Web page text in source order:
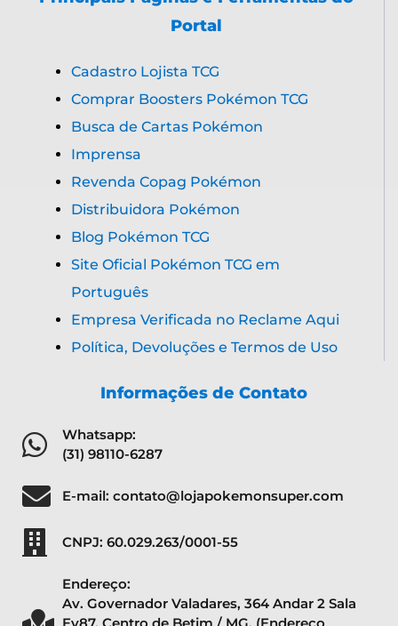
Portal
Cadastro Lojista TCG
Comprar Boosters Pokémon TCG
Busca de Cartas Pokémon
Imprensa
Revenda Copag Pokémon
Distribuidora Pokémon
Blog Pokémon TCG
Site Oficial Pokémon TCG em
Português
Empresa Verificada no Reclame Aqui
Política, Devoluções e Termos de Uso
Informações de Contato
Whatsapp:
(31) 98110-6287
E-mail: contato@lojapokemonsuper.com
CNPJ: 60.029.263/0001-55
Endereço:
Av. Governador Valadares, 364 Andar 2 Sala